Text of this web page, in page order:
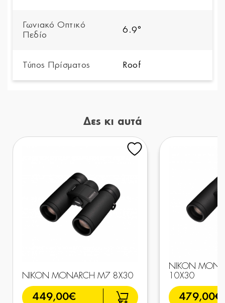
Γωνιακό Οπτικό
Πεδίο
6.9°
Τύπος Πρίσματος Roof
Δες κι αυτά
NIKON MONARCH M7 8X30
449,00€
NIKON
10X30
479,00€